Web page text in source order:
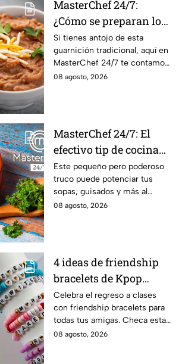
MasterChef 24/7:
¿Cómo se preparan los
frijoles puercos estilo
Sonora?
Si tienes antojo de esta
guarnición tradicional, aquí en
MasterChef 24/7 te contamos
la receta.
08 agosto, 2026
MasterChef 24/7: El
efectivo tip de cocina
de las abuelas para
darle sabor extra al
caldillo
Este pequeño pero poderoso
truco puede potenciar tus
sopas, guisados y más al
máximo.
08 agosto, 2026
4 ideas de friendship
bracelets de Kpop
Demon Hunters para
intercambiar con tus
mejores amigas este
regreso a clases
Celebra el regreso a clases
con friendship bracelets para
todas tus amigas. Checa estas
4 ideas inspiradas en Kpop
08 agosto, 2026